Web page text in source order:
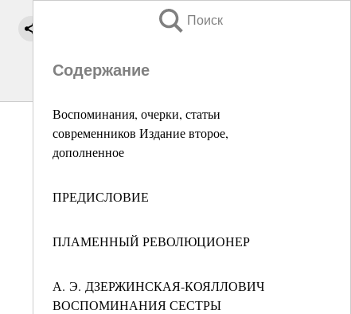
Поиск
Содержание
Воспоминания, очерки, статьи
современников Издание второе,
дополненное
ПРЕДИСЛОВИЕ
ПЛАМЕННЫЙ РЕВОЛЮЦИОНЕР
А. Э. ДЗЕРЖИНСКАЯ-КОЯЛЛОВИЧ
ВОСПОМИНАНИЯ СЕСТРЫ